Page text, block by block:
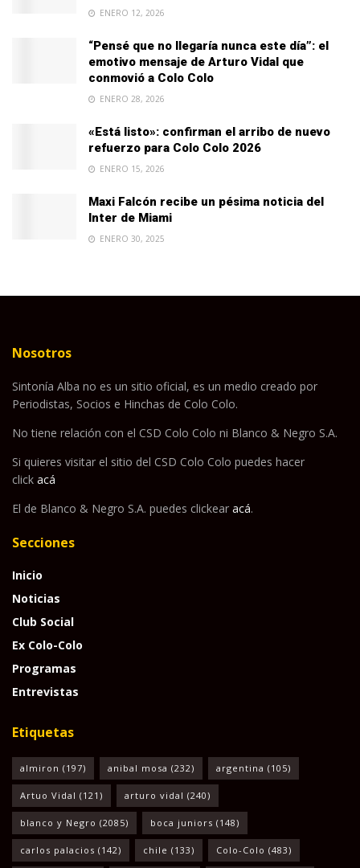
ENERO 12, 2026
“Pensé que no llegaría nunca este día”: el
emotivo mensaje de Arturo Vidal que
conmovió a Colo Colo
ENERO 28, 2026
«Está listo»: confirman el arribo de nuevo
refuerzo para Colo Colo 2026
ENERO 15, 2026
Maxi Falcón recibe un pésima noticia del
Inter de Miami
ENERO 30, 2025
Nosotros
Sintonía Alba no es un sitio oficial, es un medio creado por
Periodistas, Socios e Hinchas de Colo Colo.
No tiene relación con el CSD Colo Colo ni Blanco & Negro S.A.
Si quieres visitar el sitio del CSD Colo Colo puedes hacer
click acá
El de Blanco & Negro S.A. puedes clickear acá.
Secciones
Inicio
Noticias
Club Social
Ex Colo-Colo
Programas
Entrevistas
Etiquetas
almiron (197) anibal mosa (232) argentina (105)
Artuo Vidal (121) arturo vidal (240)
blanco y Negro (2085) boca juniors (148)
carlos palacios (142) chile (133) Colo-Colo (483)